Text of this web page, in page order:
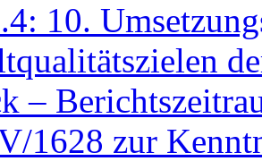
10.
–
1628 zur